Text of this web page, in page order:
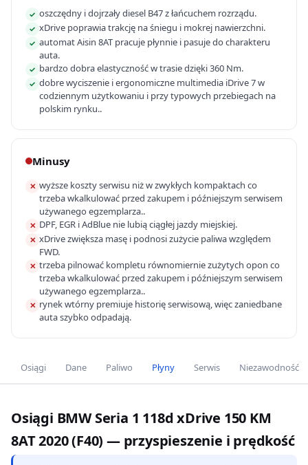
✓ oszczędny i dojrzały diesel B47 z łańcuchem rozrządu.
✓ xDrive poprawia trakcję na śniegu i mokrej nawierzchni.
✓ automat Aisin 8AT pracuje płynnie i pasuje do charakteru
auta.
✓ bardzo dobra elastyczność w trasie dzięki 360 Nm.
✓ dobre wyciszenie i ergonomiczne multimedia iDrive 7 w
codziennym użytkowaniu i przy typowych przebiegach na
polskim rynku..
Minusy
✕ wyższe koszty serwisu niż w zwykłych kompaktach co
trzeba wkalkulować przed zakupem i późniejszym serwisem
używanego egzemplarza..
✕ DPF, EGR i AdBlue nie lubią ciągłej jazdy miejskiej.
✕ xDrive zwiększa masę i podnosi zużycie paliwa względem
FWD.
✕ trzeba pilnować kompletu równomiernie zużytych opon co
trzeba wkalkulować przed zakupem i późniejszym serwisem
używanego egzemplarza..
✕ rynek wtórny premiuje historię serwisową, więc zaniedbane
auta szybko odpadają.
Osiągi Dane Paliwo Płyny Serwis Niezawodność
Osiągi BMW Seria 1 118d xDrive 150 KM
8AT 2020 (F40) — przyspieszenie i prędkość